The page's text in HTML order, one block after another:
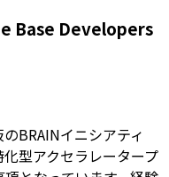
Base Developers
BRAINイニシアティ
型アクセラレータープ